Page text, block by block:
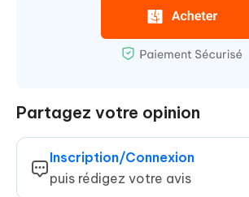
Partagez votre opinion
Inscription/Connexion
puis rédigez votre avis